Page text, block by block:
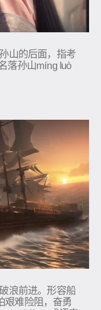
山的后面，指考
落孙山míng luò
浪前进。形容船
艰难险阻，奋勇